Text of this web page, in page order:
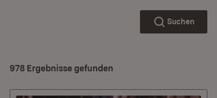
Suchen
978 Ergebnisse gefunden